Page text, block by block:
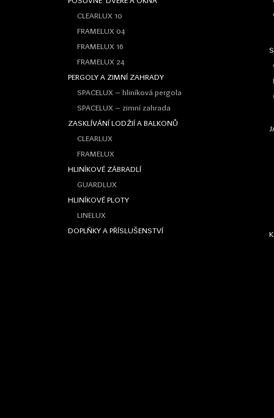
CLEARLUX 10
FRAMELUX 04
FRAMELUX 16
FRAMELUX 24
PERGOLY A ZIMNÍ ZAHRADY
SPACELUX – hliníková pergola
SPACELUX – zimní zahrada
ZASKLÍVÁNÍ LODŽIÍ A BALKONŮ
CLEARLUX
FRAMELUX
HLINÍKOVÉ ZÁBRADLÍ
GUARDLUX
HLINÍKOVÉ PLOTY
LINELUX
DOPLŇKY A PŘÍSLUŠENSTVÍ